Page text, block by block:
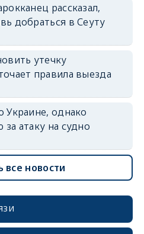
рассказал,
добраться в Сеуту
утечку
правила выезда
Украине, однако
атаку на судно
все новости